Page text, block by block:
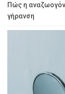
Πώς η
γήρανση